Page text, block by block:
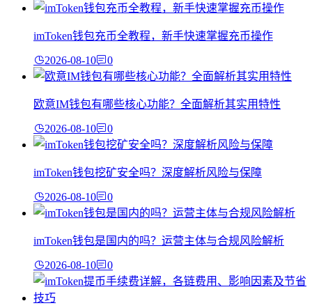
imToken钱包充币全教程，新手快速掌握充币操作
2026-08-10 0
欧意IM钱包有哪些核心功能？全面解析其实用特性
2026-08-10 0
imToken钱包挖矿安全吗？深度解析风险与保障
2026-08-10 0
imToken钱包是国内的吗？运营主体与合规风险解析
2026-08-10 0